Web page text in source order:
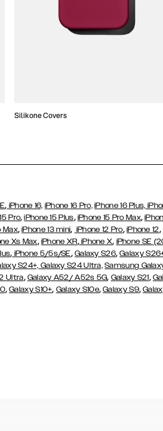
Silikone Covers
, iPhone 16, iPhone 16 Pro, iPhone 16 Plus,
Pro,iPhone 15 Plus, iPhone 15 Pro Max,
Max,iPhone 13 mini, iPhone 12 Pro, iPhone 12,
Xs Max, iPhone XR,iPhone X, iPhone SE
, iPhone 5/5s/SE, Galaxy S26,Galaxy
S24+, Galaxy S24 Ultra, Samsung
Ultra, Galaxy A52/ A52s 5G, Galaxy S21,
,Galaxy S10+, Galaxy S10e,Galaxy S9,